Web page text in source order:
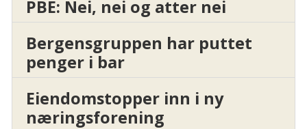
PBE: Nei, nei og atter nei
Bergensgruppen har puttet
penger i bar
Eiendomstopper inn i ny
næringsforening